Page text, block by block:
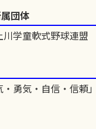
団体
川学童軟式野球連盟
勇気・自信・信頼